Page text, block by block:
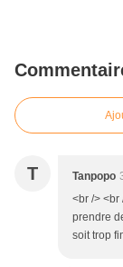
T Tanpopo
<br /> <br
prendre
soit trop